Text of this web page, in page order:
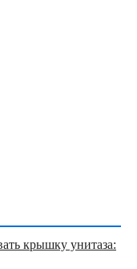
крышку унитаза: